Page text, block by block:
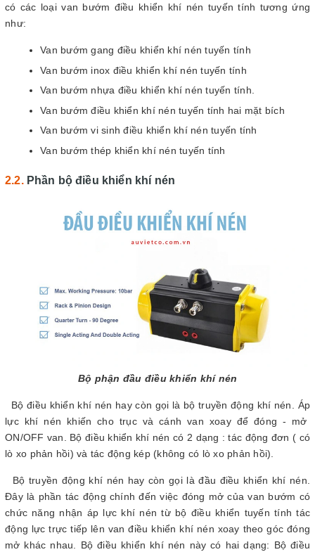
có các loại van bướm điều khiển khí nén tuyến tính tương ứng
như:
Van bướm gang điều khiển khí nén tuyến tính
Van bướm inox điều khiển khí nén tuyến tính
Van bướm nhựa điều khiển khí nén tuyến tính.
Van bướm điều khiển khí nén tuyến tính hai mặt bích
Van bướm vi sinh điều khiển khí nén tuyến tính
Van bướm thép khiển khí nén tuyến tính
Phần bộ điều khiển khí nén
Bộ phận đầu điều khiển khí nén
Bộ điều khiển khí nén hay còn gọi là bộ truyền động khí nén. Áp
lực khí nén khiến cho trục và cánh van xoay để đóng - mở
ON/OFF van. Bộ điều khiển khí nén có 2 dạng : tác động đơn ( có
lò xo phản hồi) và tác động kép (không có lò xo phản hồi).
Bộ truyền động khí nén hay còn gọi là đầu điều khiển khí nén.
Đây là phần tác động chính đến việc đóng mở của van bướm có
chức năng nhận áp lực khí nén từ bộ điều khiển tuyến tính tác
động lực trực tiếp lên van điều khiển khí nén xoay theo góc đóng
mở khác nhau. Bộ điều khiển khí nén này có hai dạng: Bộ điều